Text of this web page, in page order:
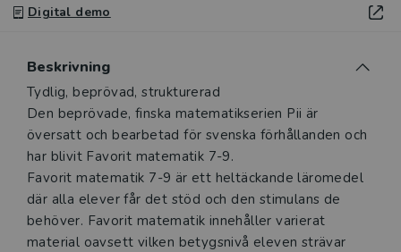
Digital demo
Beskrivning
Beskrivning
Tydlig, beprövad, strukturerad
Den beprövade, finska matematikserien Pii är
översatt och bearbetad för svenska förhållanden och
har blivit Favorit matematik 7-9.
Favorit matematik 7-9 är ett heltäckande läromedel
där alla elever får det stöd och den stimulans de
behöver. Favorit matematik innehåller varierat
material oavsett vilken betygsnivå eleven strävar